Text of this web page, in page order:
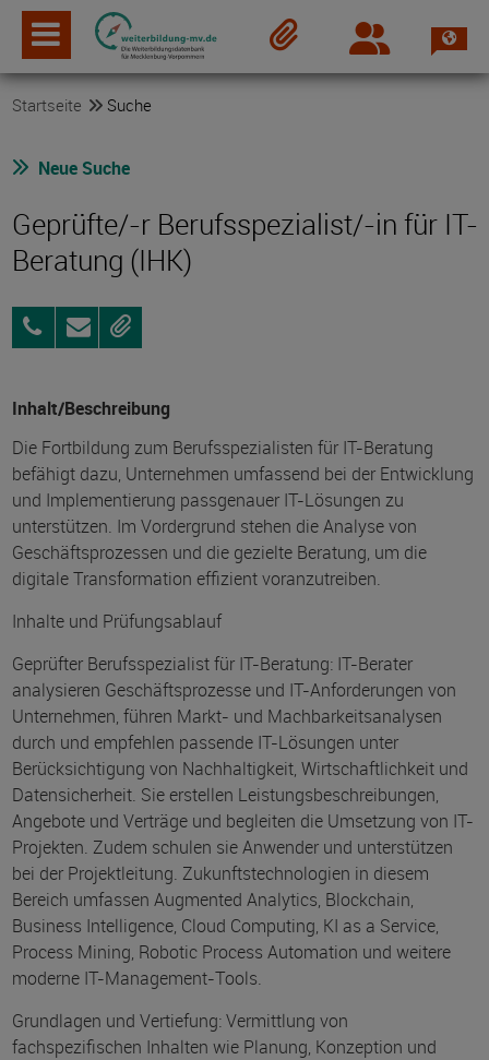
Login
Startseite Suche
Neue Suche
Geprüfte/-r Berufsspezialist/-in für IT-
Beratung (IHK)
0381
24
AnfragenMerken
Inhalt/Beschreibung
Die Fortbildung zum Berufsspezialisten für IT-Beratung
befähigt dazu, Unternehmen umfassend bei der Entwicklung
und Implementierung passgenauer IT-Lösungen zu
unterstützen. Im Vordergrund stehen die Analyse von
Geschäftsprozessen und die gezielte Beratung, um die
digitale Transformation effizient voranzutreiben.
Inhalte und Prüfungsablauf
Geprüfter Berufsspezialist für IT-Beratung: IT-Berater
analysieren Geschäftsprozesse und IT-Anforderungen von
Unternehmen, führen Markt- und Machbarkeitsanalysen
durch und empfehlen passende IT-Lösungen unter
Berücksichtigung von Nachhaltigkeit, Wirtschaftlichkeit und
Datensicherheit. Sie erstellen Leistungsbeschreibungen,
Angebote und Verträge und begleiten die Umsetzung von IT-
Projekten. Zudem schulen sie Anwender und unterstützen
bei der Projektleitung. Zukunftstechnologien in diesem
Bereich umfassen Augmented Analytics, Blockchain,
Business Intelligence, Cloud Computing, KI as a Service,
Process Mining, Robotic Process Automation und weitere
moderne IT-Management-Tools.
Grundlagen und Vertiefung: Vermittlung von
fachspezifischen Inhalten wie Planung, Konzeption und